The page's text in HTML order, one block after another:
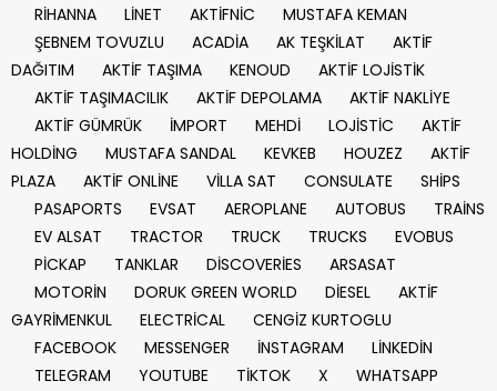
RİHANNA
LİNET AKTİFNİC
MUSTAFA KEMAN
ŞEBNEM TOVUZLU
ACADİA AK TEŞKİLAT
AKTİF
DAĞITIM
AKTİF TAŞIMA KENOUD
AKTİF LOJİSTİK
AKTİF TAŞIMACILIK
AKTİF DEPOLAMA
AKTİF NAKLİYE
AKTİF GÜMRÜK
İMPORT MEHDİ LOJİSTİC
AKTİF
HOLDİNG
MUSTAFA SANDAL KEVKEB HOUZEZ
AKTİF
PLAZA
AKTİF ONLİNE VİLLA SAT CONSULATE
SHİPS
PASAPORTS
EVSAT AEROPLANE AUTOBUS
TRAİNS
EV ALSAT
TRACTOR TRUCK TRUCKS
EVOBUS
PİCKAP
TANKLAR DİSCOVERİES
ARSASAT
MOTORİN
DORUK GREEN WORLD DİESEL
AKTİF
GAYRİMENKUL
ELECTRİCAL
CENGİZ KURTOGLU
FACEBOOK
MESSENGER İNSTAGRAM
LİNKEDİN
TELEGRAM
YOUTUBE TİKTOK X
WHATSAPP